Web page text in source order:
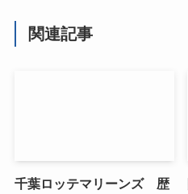
関連記事
千葉ロッテマリーンズ 歴